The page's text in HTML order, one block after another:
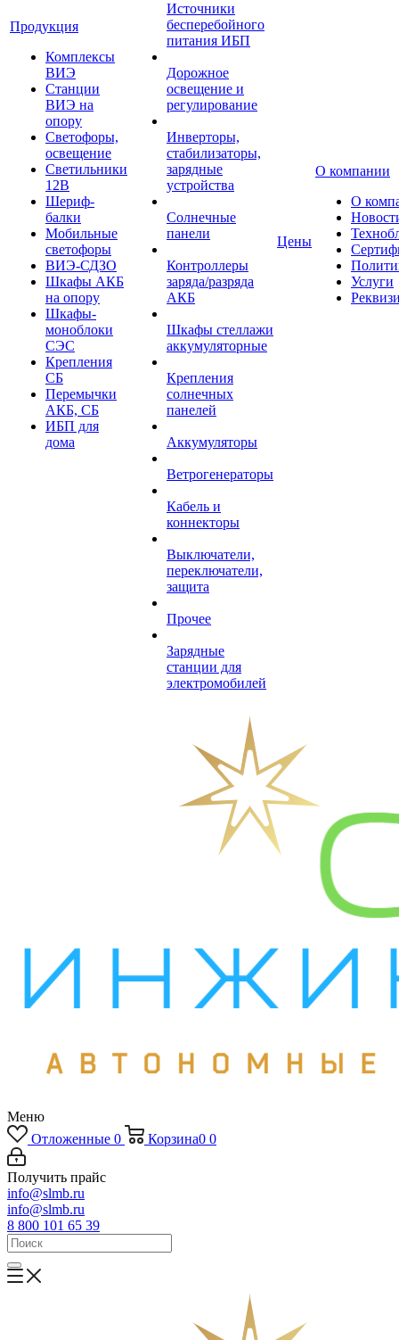
Продукция
Комплексы
ВИЭ
Станции
ВИЭ на
опору
Светофоры,
освещение
Светильники
12В
Шериф-
балки
Мобильные
светофоры
ВИЭ-СДЗО
Шкафы АКБ
на опору
Шкафы-
моноблоки
СЭС
Крепления
СБ
Перемычки
АКБ, СБ
ИБП для
дома
Источники
бесперебойного
питания ИБП
Дорожное
освещение и
регулирование
Инверторы,
стабилизаторы,
зарядные
устройства
Солнечные
панели
Контроллеры
заряда/разряда
АКБ
Шкафы стеллажи
аккумуляторные
Крепления
солнечных
панелей
Аккумуляторы
Ветрогенераторы
Кабель и
коннекторы
Выключатели,
переключатели,
защита
Прочее
Зарядные
станции для
электромобилей
Цены
О компании
О
Услуги
Меню
Отложенные 0 Корзина0 0
Получить прайс
info@slmb.ru
info@slmb.ru
8 800 101 65 39